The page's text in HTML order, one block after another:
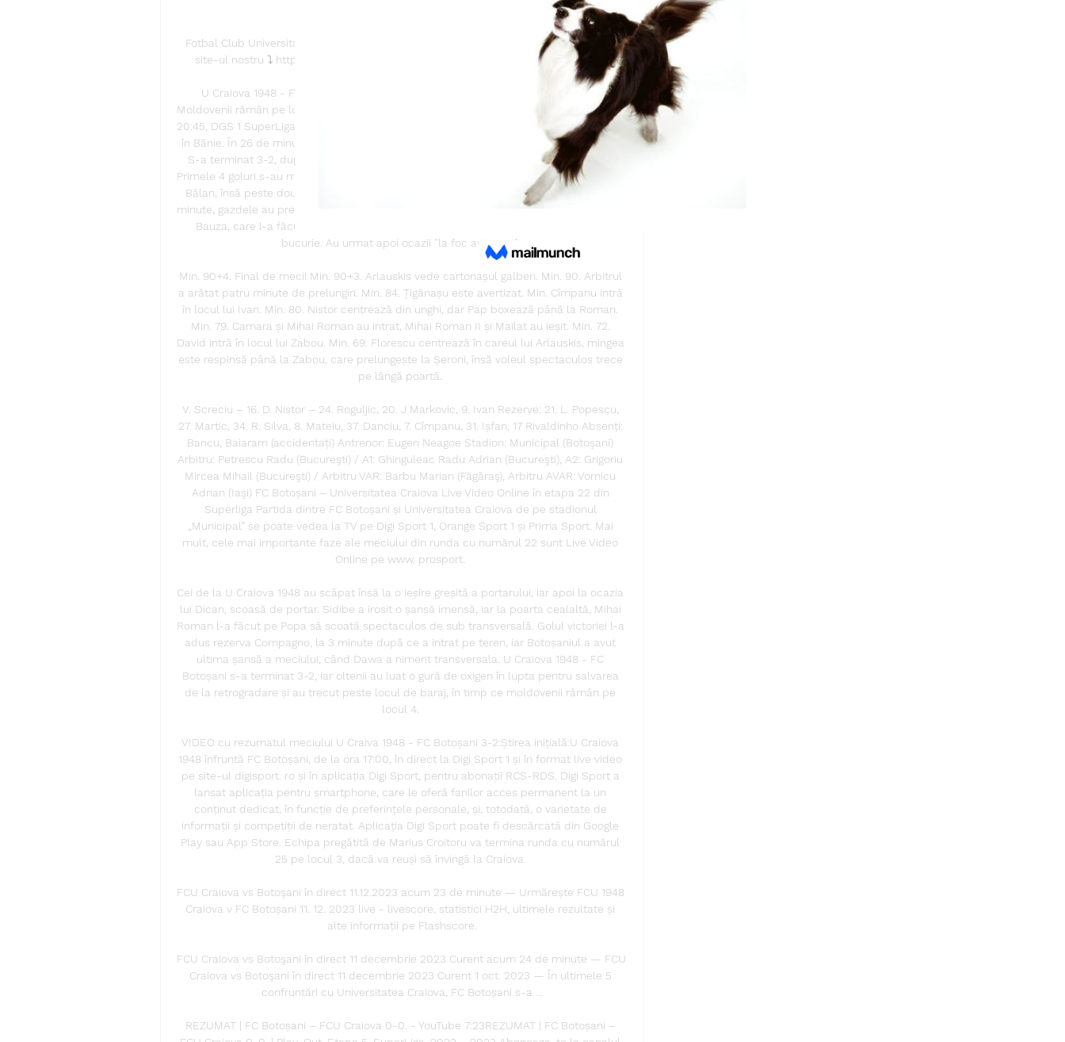
Fotbal Club Universitatea 1948 | Craiova Toate detaliile legate de bilete le găsești pe
site-ul nostru ⤵️ https://fcuniversitatea.ro/bilete-pentru-partida-cu-fc-botosani/.
U Craiova 1948 - FC Botoșani 3-2. Spectacol total. Puncte vitale pentru olteni.
Moldovenii rămân pe loc de play-off10. 02. 2022, 18:50 SuperLiga: Dinamo - U Cluj, luni,
20:45, DGS 1 SuperLiga: FCU Craiova - Botoșani, luni, 17:00, DGS 1 A fost spectacol total
în Bănie. În 26 de minute s-au marcat 4 goluri în meciul U Craiova 1948 - FC Botoșani.
S-a terminat 3-2, după ce rezerva Compagno a adus o victorie vitală pentru olteni.
Primele 4 goluri s-au marcat în 26 de minute Craiova a deschis scorul în minutul 15, prin
Bălan, însă peste două minute, botoșănenii au egalat prin Mihai Roman. După alte 5
minute, gazdele au preluat din nou conducerea, după o gafă a lui Dawa și finalizarea lui
Bauza, care l-a făcut pe antrenorul Nicolo Napoli să se rostogolească pe jos de
bucurie. Au urmat apoi ocazii "la foc automat".
Min. 90+4. Final de meci! Min. 90+3. Arlauskis vede cartonașul galben. Min. 90. Arbitrul
a arătat patru minute de prelungiri. Min. 84. Țigănașu este avertizat. Min. Cîmpanu intră
în locul lui Ivan. Min. 80. Nistor centrează din unghi, dar Pap boxează până la Roman.
Min. 79. Camara și Mihai Roman au intrat, Mihai Roman II și Mailat au ieșit. Min. 72.
David intră în locul lui Zabou. Min. 69. Florescu centrează în careul lui Arlauskis, mingea
este respinsă până la Zabou, care prelungește la Șeroni, însă voleul spectaculos trece
pe lângă poartă.
V. Screciu – 16. D. Nistor – 24. Roguljic, 20. J Markovic, 9. Ivan Rezerve: 21. L. Popescu,
27. Martic, 34. R. Silva, 8. Mateiu, 37. Danciu, 7. Cîmpanu, 31. Ișfan, 17 Rivaldinho Absenți:
Bancu, Baiaram (accidentați) Antrenor: Eugen Neagoe Stadion: Municipal (Botoşani)
Arbitru: Petrescu Radu (Bucureşti) / A1: Ghinguleac Radu Adrian (Bucureşti), A2: Grigoriu
Mircea Mihail (Bucureşti) / Arbitru VAR: Barbu Marian (Făgăraş), Arbitru AVAR: Vornicu
Adrian (Iaşi) FC Botoșani – Universitatea Craiova Live Video Online în etapa 22 din
Superliga Partida dintre FC Botoșani și Universitatea Craiova de pe stadionul
„Municipal” se poate vedea la TV pe Digi Sport 1, Orange Sport 1 și Prima Sport. Mai
mult, cele mai importante faze ale meciului din runda cu numărul 22 sunt Live Video
Online pe www. prosport.
Cei de la U Craiova 1948 au scăpat însă la o ieșire greșită a portarului, iar apoi la ocazia
lui Dican, scoasă de portar. Sidibe a irosit o șansă imensă, iar la poarta cealaltă, Mihai
Roman l-a făcut pe Popa să scoată spectaculos de sub transversală. Golul victoriei l-a
adus rezerva Compagno, la 3 minute după ce a intrat pe teren, iar Botoșaniul a avut
ultima șansă a meciului, când Dawa a nimerit transversala. U Craiova 1948 - FC
Botoșani s-a terminat 3-2, iar oltenii au luat o gură de oxigen în lupta pentru salvarea
de la retrogradare și au trecut peste locul de baraj, în timp ce moldovenii rămân pe
locul 4.
VIDEO cu rezumatul meciului U Craiva 1948 - FC Botoșani 3-2:Știrea inițială:U Craiova
1948 înfruntă FC Botoșani, de la ora 17:00, în direct la Digi Sport 1 și în format live video
pe site-ul digisport. ro și în aplicația Digi Sport, pentru abonații RCS-RDS. Digi Sport a
lansat aplicația pentru smartphone, care le oferă fanilor acces permanent la un
conținut dedicat, în funcție de preferințele personale, și, totodată, o varietate de
informații și competiții de neratat. Aplicația Digi Sport poate fi descărcată din Google
Play sau App Store. Echipa pregătită de Marius Croitoru va termina runda cu numărul
25 pe locul 3, dacă va reuși să învingă la Craiova.
FCU Craiova vs Botoşani în direct 11.12.2023 acum 23 de minute — Urmărește FCU 1948
Craiova v FC Botoșani 11. 12. 2023 live - livescore, statistici H2H, ultimele rezultate și
alte informații pe Flashscore.
FCU Craiova vs Botoşani în direct 11 decembrie 2023 Curent acum 24 de minute — FCU
Craiova vs Botoşani în direct 11 decembrie 2023 Curent 1 oct. 2023 — În ultimele 5
confruntări cu Universitatea Craiova, FC Botoșani s-a ...
REZUMAT | FC Botoșani – FCU Craiova 0-0. - YouTube 7:23REZUMAT | FC Botoșani –